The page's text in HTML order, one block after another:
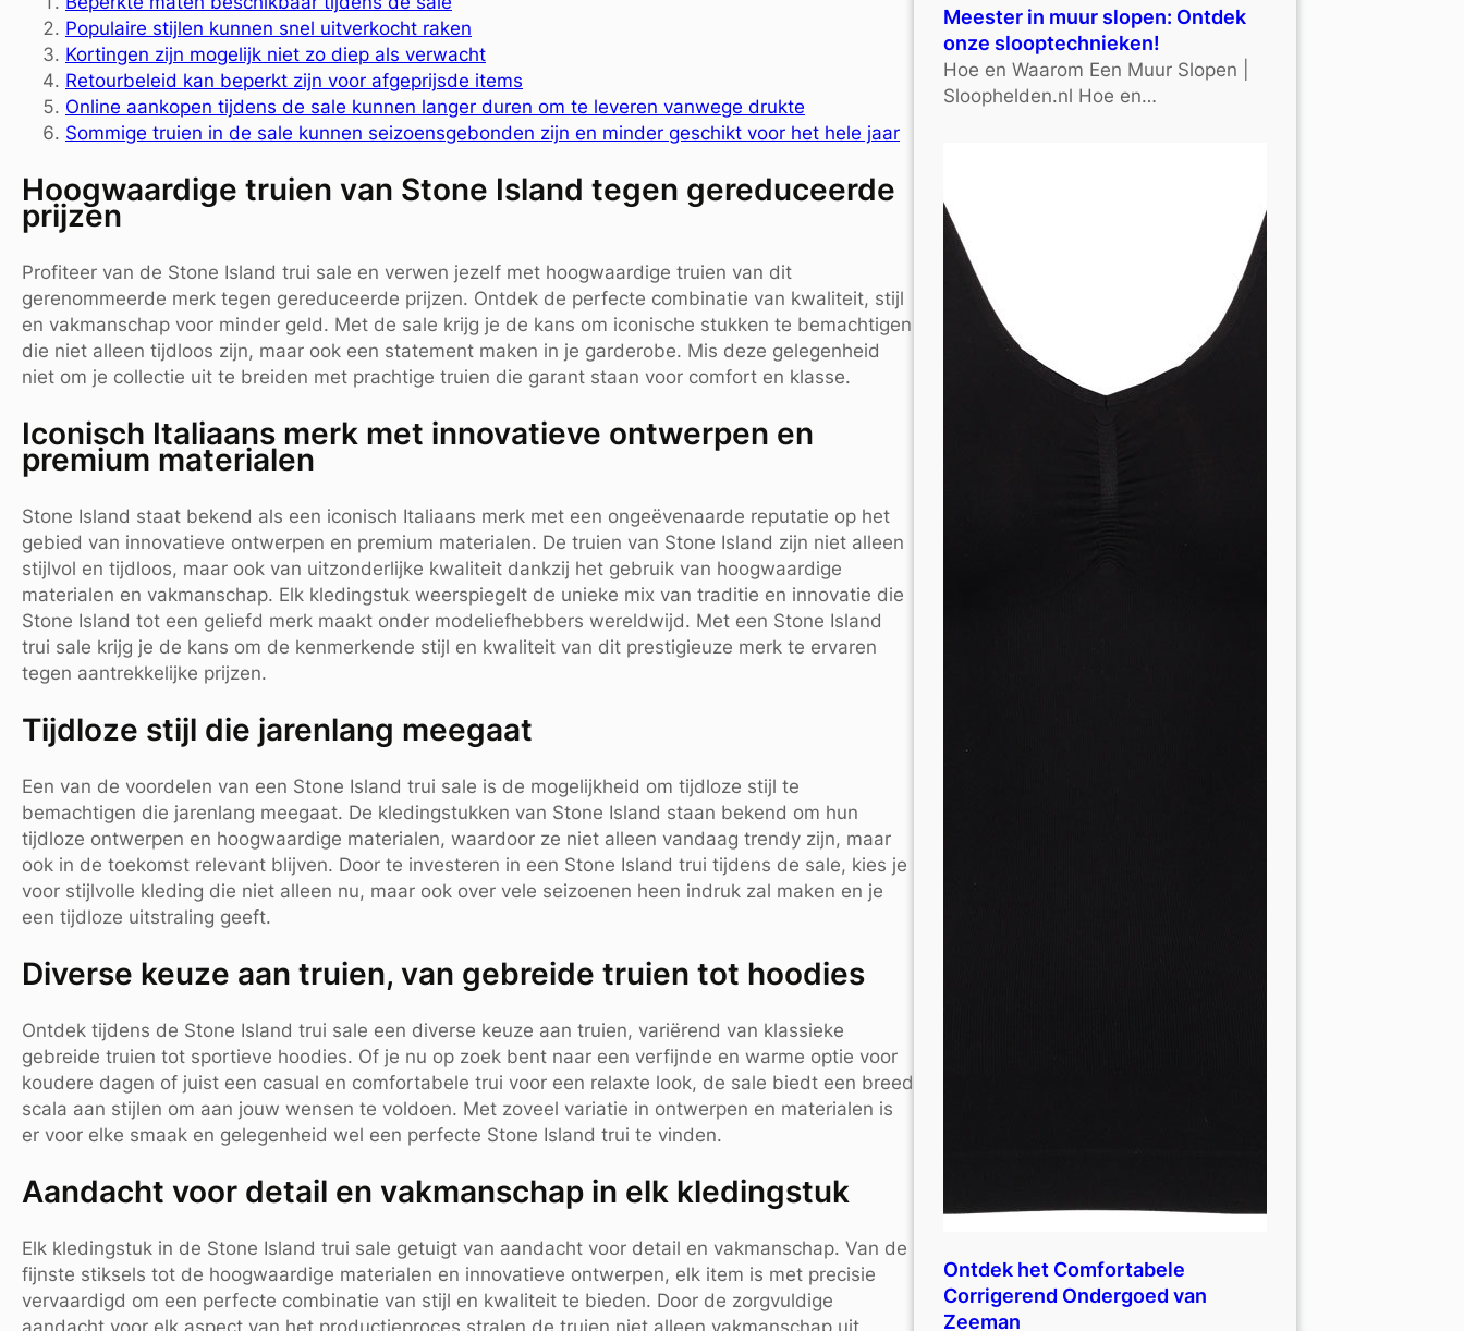
Populaire stijlen kunnen snel uitverkocht raken
Kortingen zijn mogelijk niet zo diep als verwacht
Retourbeleid kan beperkt zijn voor afgeprijsde items
Online aankopen tijdens de sale kunnen langer duren om te leveren vanwege drukte
Sommige truien in de sale kunnen seizoensgebonden zijn en minder geschikt voor het hele jaar
Hoogwaardige truien van Stone Island tegen gereduceerde
prijzen
Profiteer van de Stone Island trui sale en verwen jezelf met hoogwaardige truien van dit
gerenommeerde merk tegen gereduceerde prijzen. Ontdek de perfecte combinatie van kwaliteit, stijl
en vakmanschap voor minder geld. Met de sale krijg je de kans om iconische stukken te bemachtigen
die niet alleen tijdloos zijn, maar ook een statement maken in je garderobe. Mis deze gelegenheid
niet om je collectie uit te breiden met prachtige truien die garant staan voor comfort en klasse.
Iconisch Italiaans merk met innovatieve ontwerpen en
premium materialen
Stone Island staat bekend als een iconisch Italiaans merk met een ongeëvenaarde reputatie op het
gebied van innovatieve ontwerpen en premium materialen. De truien van Stone Island zijn niet alleen
stijlvol en tijdloos, maar ook van uitzonderlijke kwaliteit dankzij het gebruik van hoogwaardige
materialen en vakmanschap. Elk kledingstuk weerspiegelt de unieke mix van traditie en innovatie die
Stone Island tot een geliefd merk maakt onder modeliefhebbers wereldwijd. Met een Stone Island
trui sale krijg je de kans om de kenmerkende stijl en kwaliteit van dit prestigieuze merk te ervaren
tegen aantrekkelijke prijzen.
Tijdloze stijl die jarenlang meegaat
Een van de voordelen van een Stone Island trui sale is de mogelijkheid om tijdloze stijl te
bemachtigen die jarenlang meegaat. De kledingstukken van Stone Island staan bekend om hun
tijdloze ontwerpen en hoogwaardige materialen, waardoor ze niet alleen vandaag trendy zijn, maar
ook in de toekomst relevant blijven. Door te investeren in een Stone Island trui tijdens de sale, kies je
voor stijlvolle kleding die niet alleen nu, maar ook over vele seizoenen heen indruk zal maken en je
een tijdloze uitstraling geeft.
Diverse keuze aan truien, van gebreide truien tot hoodies
Ontdek tijdens de Stone Island trui sale een diverse keuze aan truien, variërend van klassieke
gebreide truien tot sportieve hoodies. Of je nu op zoek bent naar een verfijnde en warme optie voor
koudere dagen of juist een casual en comfortabele trui voor een relaxte look, de sale biedt een breed
scala aan stijlen om aan jouw wensen te voldoen. Met zoveel variatie in ontwerpen en materialen is
er voor elke smaak en gelegenheid wel een perfecte Stone Island trui te vinden.
Aandacht voor detail en vakmanschap in elk kledingstuk
Elk kledingstuk in de Stone Island trui sale getuigt van aandacht voor detail en vakmanschap. Van de
fijnste stiksels tot de hoogwaardige materialen en innovatieve ontwerpen, elk item is met precisie
vervaardigd om een perfecte combinatie van stijl en kwaliteit te bieden. Door de zorgvuldige
aandacht voor elk aspect van het productieproces stralen de truien niet alleen vakmanschap uit,
Meester in muur slopen: Ontdek
onze slooptechnieken!
Hoe en Waarom Een Muur Slopen |
Sloophelden.nl Hoe en…
Ontdek het Comfortabele
Corrigerend Ondergoed van
Zeeman